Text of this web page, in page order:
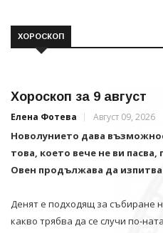
ХОРОСКОП
Хороскоп за 9 август
Елена Фотева Август 09, 2026
Новолунието дава
това, което вече не ви
Овен продължава да
Денят е подходящ за събиране
какво трябва да се случи по-